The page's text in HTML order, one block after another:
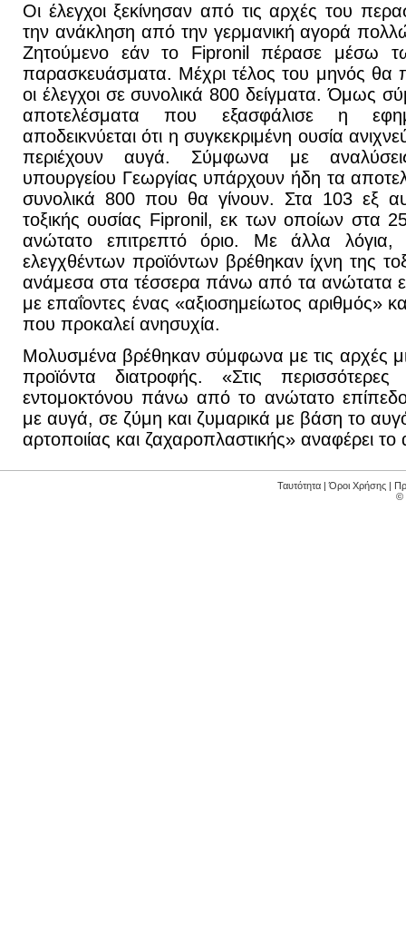
Οι έλεγχοι ξεκίνησαν από τις αρχές του
την ανάκληση από την γερμανική αγορά
Ζητούμενο εάν το Fipronil πέρασε μέσω
παρασκευάσματα. Μέχρι τέλος του μηνός θα
οι έλεγχοι σε συνολικά 800 δείγματα. Όμως
αποτελέσματα που εξασφάλισε η
αποδεικνύεται ότι η συγκεκριμένη ουσία
περιέχουν αυγά. Σύμφωνα με
υπουργείου Γεωργίας υπάρχουν ήδη τα
συνολικά 800 που θα γίνουν. Στα 103 εξ
τοξικής ουσίας Fipronil, εκ των οποίων στα
ανώτατο επιτρεπτό όριο. Με άλλα
ελεγχθέντων προϊόντων βρέθηκαν ίχνη της
ανάμεσα στα τέσσερα πάνω από τα ανώτατα
με επαΐοντες ένας «αξιοσημείωτος αριθμός»
που προκαλεί ανησυχία.
Μολυσμένα βρέθηκαν σύμφωνα με τις αρχές
προϊόντα διατροφής. «Στις
εντομοκτόνου πάνω από το ανώτατο
με αυγά, σε ζύμη και ζυμαρικά με βάση το
αρτοποιίας και ζαχαροπλαστικής» αναφέρει
Ταυτότητα |Όροι Χρήσης |
©